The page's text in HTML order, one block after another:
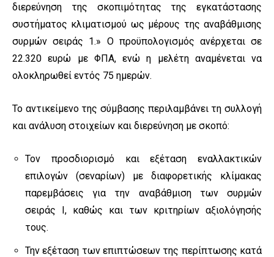
διερεύνηση της σκοπιμότητας της εγκατάστασης
συστήματος κλιματισμού ως μέρους της αναβάθμισης
συρμών σειράς 1.» Ο προϋπολογισμός ανέρχεται σε
22.320 ευρώ με ΦΠΑ, ενώ η μελέτη αναμένεται να
ολοκληρωθεί εντός 75 ημερών.
Το αντικείμενο της σύμβασης περιλαμβάνει τη συλλογή
και ανάλυση στοιχείων και διερεύνηση με σκοπό:
Τον προσδιορισμό και εξέταση εναλλακτικών
επιλογών (σεναρίων) με διαφορετικής κλίμακας
παρεμβάσεις για την αναβάθμιση των συρμών
σειράς Ι, καθώς και των κριτηρίων αξιολόγησής
τους.
Την εξέταση των επιπτώσεων της περίπτωσης κατά